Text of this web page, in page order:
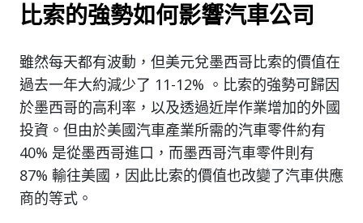
比索的強勢如何影響汽車公司
雖然每天都有波動，但美元兌墨西哥比索的價值在
過去一年大約減少了 11-12% 。比索的強勢可歸因
於墨西哥的高利率，以及透過近岸作業增加的外國
投資。但由於美國汽車產業所需的汽車零件約有
40% 是從墨西哥進口，而墨西哥汽車零件則有
87% 輸往美國，因此比索的價值也改變了汽車供應
商的等式。